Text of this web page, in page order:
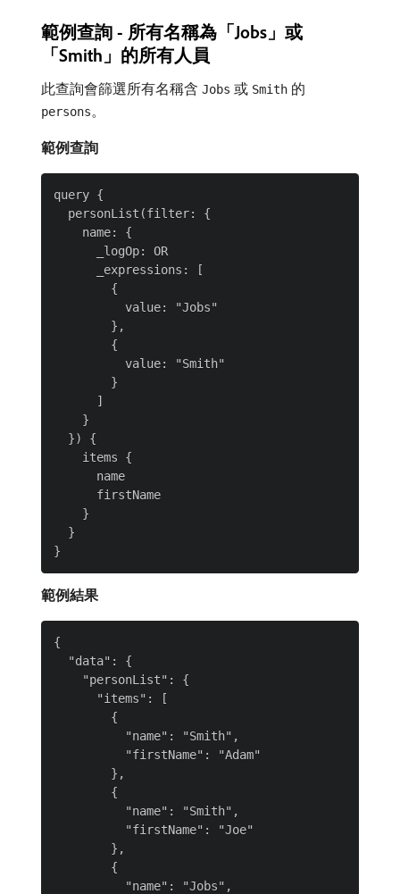
範例查詢 - 所有名稱為「Jobs」或
「Smith」的所有人員
此查詢會篩選所有名稱含 Jobs 或 Smith 的
persons。
範例查詢
query {
  personList(filter: {
    name: {
      _logOp: OR
      _expressions: [
        {
          value: "Jobs"
        },
        {
          value: "Smith"
        }
      ]
    }
  }) {
    items {
      name
      firstName
    }
  }
範例結果
{
  "data": {
    "personList": {
      "items": [
        {
          "name": "Smith",
          "firstName": "Adam"
        },
        {
          "name": "Smith",
          "firstName": "Joe"
        },
        {
          "name": "Jobs",